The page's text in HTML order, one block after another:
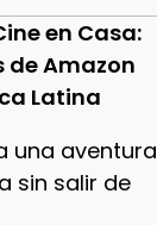
en Casa:
de Amazon
Latina
una aventura
sin salir de